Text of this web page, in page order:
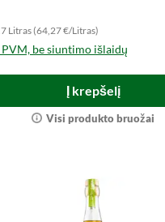
Litras (64,27 €/Litras)
be siuntimo išlaidų
Į krepšelį
Visi produkto bruožai